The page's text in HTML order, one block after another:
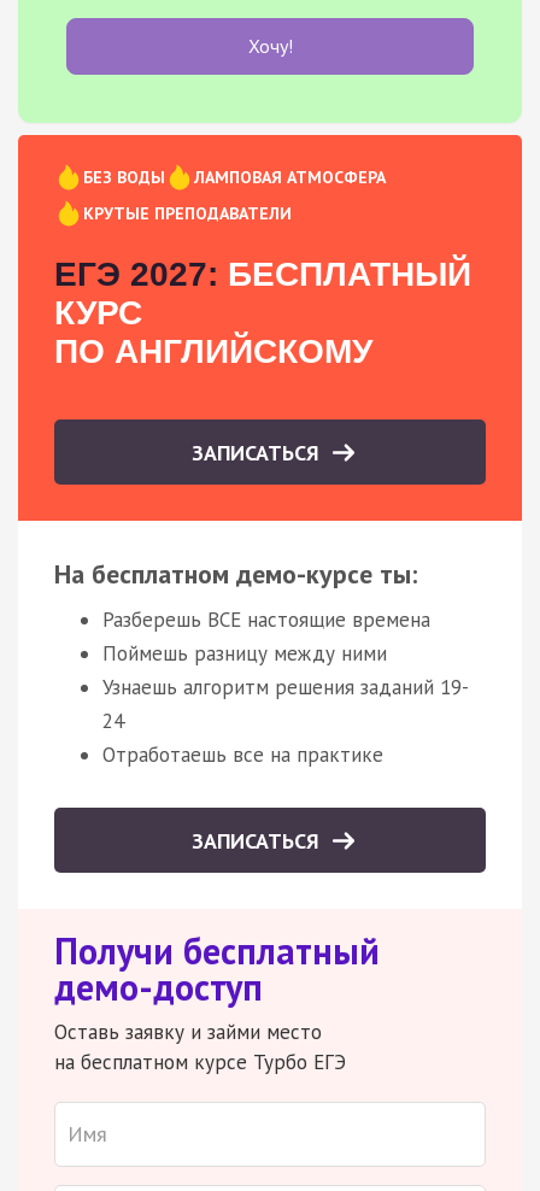
Хочу!
БЕЗ ВОДЫ
ЛАМПОВАЯ АТМОСФЕРА
КРУТЫЕ ПРЕПОДАВАТЕЛИ
ЕГЭ 2027: БЕСПЛАТНЫЙ
КУРС
ПО АНГЛИЙСКОМУ
ЗАПИСАТЬСЯ
На бесплатном демо-курсе ты:
Разберешь ВСЕ настоящие времена
Поймешь разницу между ними
Узнаешь алгоритм решения заданий 19-
24
Отработаешь все на практике
ЗАПИСАТЬСЯ
Получи бесплатный
демо-доступ
Оставь заявку и займи место
на бесплатном курсе Турбо ЕГЭ